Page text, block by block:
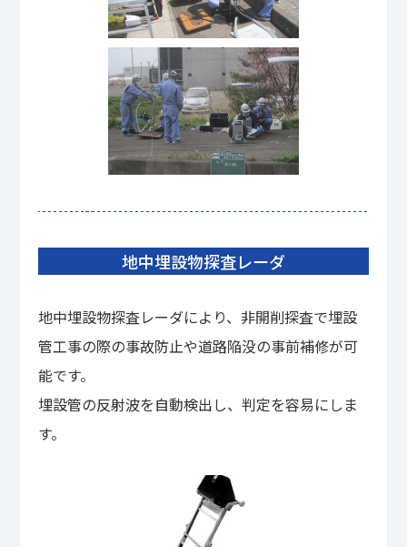
地中埋設物探査レーダ
地中埋設物探査レーダにより、非開削探査で埋設
管工事の際の事故防止や道路陥没の事前補修が可
能です。
埋設管の反射波を自動検出し、判定を容易にしま
す。